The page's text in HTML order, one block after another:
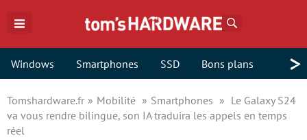
Windows Smartphones SSD Bons plans >
Tomshardware.fr Mobilité Smartphones
Le Galaxy S24
va vous rendre bilingue, son IA traduira les appels en temps
réel